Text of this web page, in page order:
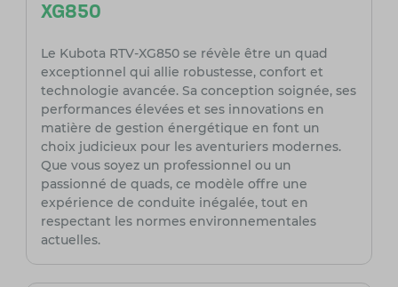
XG850
Le Kubota RTV-XG850 se révèle être un quad
exceptionnel qui allie robustesse, confort et
technologie avancée. Sa conception soignée, ses
performances élevées et ses innovations en
matière de gestion énergétique en font un
choix judicieux pour les aventuriers modernes.
Que vous soyez un professionnel ou un
passionné de quads, ce modèle offre une
expérience de conduite inégalée, tout en
respectant les normes environnementales
actuelles.